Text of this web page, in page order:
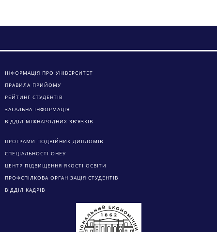
ІНФОРМАЦІЯ ПРО УНІВЕРСИТЕТ
ПРАВИЛА ПРИЙОМУ
РЕЙТИНГ СТУДЕНТІВ
ЗАГАЛЬНА ІНФОРМАЦІЯ
ВІДДІЛ МІЖНАРОДНИХ ЗВ’ЯЗКІВ
ПРОГРАМИ ПОДВІЙНИХ ДИПЛОМІВ
СПЕЦІАЛЬНОСТІ ОНЕУ
ЦЕНТР ПІДВИЩЕННЯ ЯКОСТІ ОСВІТИ
ПРОФСПІЛКОВА ОРГАНІЗАЦІЯ СТУДЕНТІВ
ВІДДІЛ КАДРІВ